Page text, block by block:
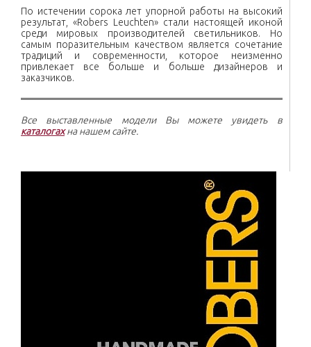
По истечении сорока лет упорной работы на высокий
результат, «Robers Leuchten» стали настоящей иконой
среди мировых производителей светильников. Но
самым поразительным качеством является сочетание
традиций и современности, которое неизменно
привлекает все больше и больше дизайнеров и
заказчиков.
Все выставленные модели Вы можете увидеть в
каталогахна нашем сайте.